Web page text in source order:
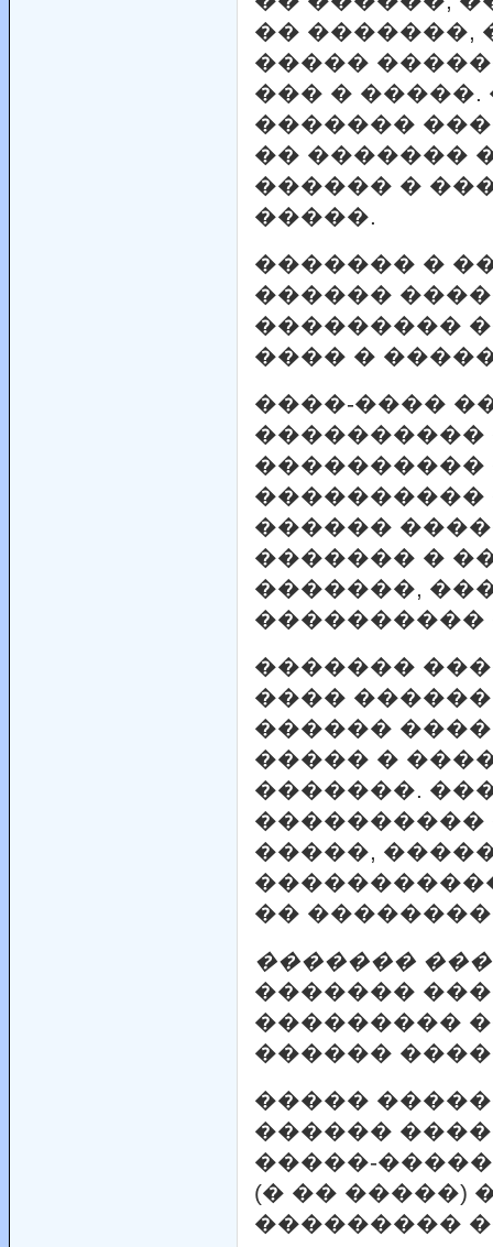
�� �������,
�����
��� � �����.
�������
�� �������
������ �
�����.
������� �
������
���������
���� �
����-����
����������
����������
����������
������
������� �
�������,
����������
�������
����
������
����� �
�������.
����������
�����,
��
�������
�������
���������
������
�����
������
�����-
(� �� �����)
���������